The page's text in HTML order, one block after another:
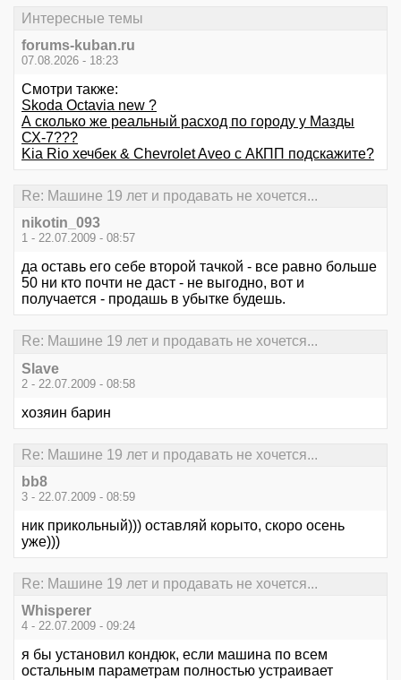
Интересные темы
forums-kuban.ru
07.08.2026 - 18:23
Смотри также:
Skoda Octavia new ?
А сколько же реальный расход по городу у Мазды
СХ-7???
Kia Rio хечбек & Chevrolet Aveo с АКПП подскажите?
Re: Машине 19 лет и продавать не хочется...
nikotin_093
1 - 22.07.2009 - 08:57
да оставь его себе второй тачкой - все равно больше
50 ни кто почти не даст - не выгодно, вот и
получается - продашь в убытке будешь.
Re: Машине 19 лет и продавать не хочется...
Slave
2 - 22.07.2009 - 08:58
хозяин барин
Re: Машине 19 лет и продавать не хочется...
bb8
3 - 22.07.2009 - 08:59
ник прикольный))) оставляй корыто, скоро осень
уже)))
Re: Машине 19 лет и продавать не хочется...
Whisperer
4 - 22.07.2009 - 09:24
я бы установил кондюк, если машина по всем
остальным параметрам полностью устраивает